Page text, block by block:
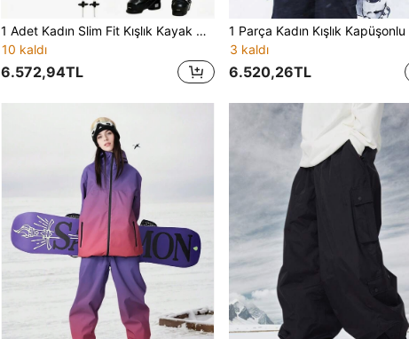
1 Adet Kadın Slim Fit Kışlık Kayak Pantolonu, 4 Yönlü Esnek, Kış Kayak ve Snowboard İçin Uygun, Kadın Spor Pantolonu, Outdoor Kayak Tulumu, Kayak Ekipmanı, Sıcak Kıyafet, Fonksiyonel Kayak Tulumu, Kar Ekipmanı, Spor Pantolonu, Kayak Tulumu
10 kaldı
6.572,94TL
3 kaldı
6.520,26TL